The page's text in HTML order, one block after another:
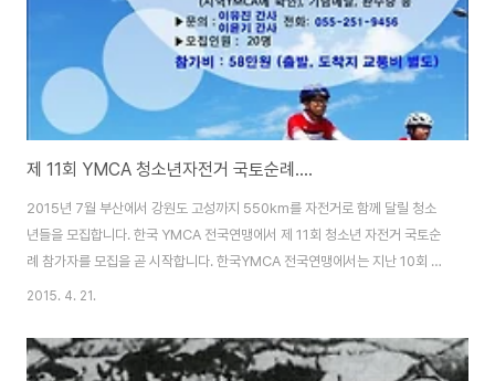
제 11회 YMCA 청소년자전거 국토순례....
2015년 7월 부산에서 강원도 고성까지 550km를 자전거로 함께 달릴 청소
년들을 모집합니다. 한국 YMCA 전국연맹에서 제 11회 청소년 자전거 국토순
례 참가자를 모집을 곧 시작합니다. 한국YMCA 전국연맹에서는 지난 10회 동
안 매년 200여명의 청소년들과 함께 해남 - 임진각, 부산- 임진각, 마산-임진
자전거 국토순례를 진행하였습니다. 올해도 한국YMCA 전국연맹이 제 11회
청소년 자전거 국토순례를 진행합니다.2015년 청소년 자전거 국토순례는 광
2015. 4. 21.